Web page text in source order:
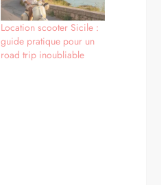
Location scooter Sicile :
guide pratique pour un
road trip inoubliable